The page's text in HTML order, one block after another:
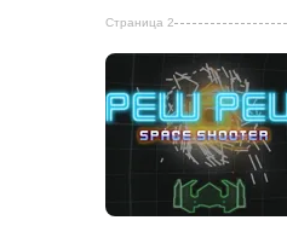
Страница 2